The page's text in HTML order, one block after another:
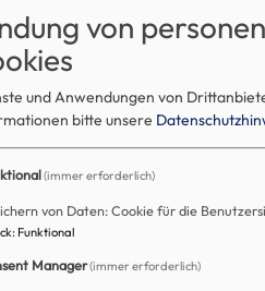
Ausstellungseröffnung im Ev.
Ausstellungseröffnung im Ev.
von
und Anwendungen von
bitte unsere
(immer erforderlich)
von Daten: Cookie für die
: Funktional
Manager(immer erforderlich)